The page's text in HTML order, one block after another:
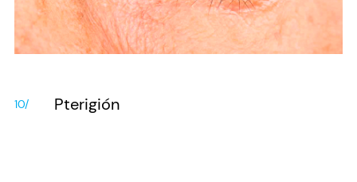
10/ Pterigión